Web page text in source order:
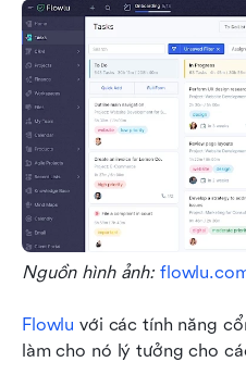
Nguồn hình ảnh:
Flowlu với các tính năng
làm cho nó lý tưởng cho